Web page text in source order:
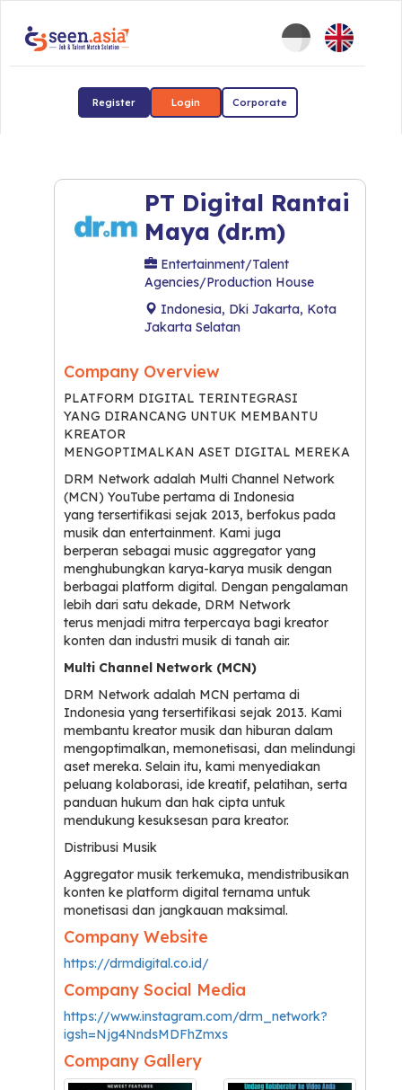
Register Login Corporate
PT Digital Rantai
Maya (dr.m)
Entertainment/Talent
Agencies/Production House
Indonesia, Dki Jakarta, Kota
Jakarta Selatan
Company Overview
PLATFORM DIGITAL TERINTEGRASI
YANG DIRANCANG UNTUK MEMBANTU
KREATOR
MENGOPTIMALKAN ASET DIGITAL MEREKA
DRM Network adalah Multi Channel Network
(MCN) YouTube pertama di Indonesia
yang tersertifikasi sejak 2013, berfokus pada
musik dan entertainment. Kami juga
berperan sebagai music aggregator yang
menghubungkan karya-karya musik dengan
berbagai platform digital. Dengan pengalaman
lebih dari satu dekade, DRM Network
terus menjadi mitra terpercaya bagi kreator
konten dan industri musik di tanah air.
Multi Channel Network (MCN)
DRM Network adalah MCN pertama di
Indonesia yang tersertifikasi sejak 2013. Kami
membantu kreator musik dan hiburan dalam
mengoptimalkan, memonetisasi, dan melindungi
aset mereka. Selain itu, kami menyediakan
peluang kolaborasi, ide kreatif, pelatihan, serta
panduan hukum dan hak cipta untuk
mendukung kesuksesan para kreator.
Distribusi Musik
Aggregator musik terkemuka, mendistribusikan
konten ke platform digital ternama untuk
monetisasi dan jangkauan maksimal.
Company Website
https://drmdigital.co.id/
Company Social Media
https://www.instagram.com/drm_network?
igsh=Njg4NndsMDFhZmxs
Company Gallery